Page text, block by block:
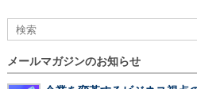
メールマガジンのお知らせ